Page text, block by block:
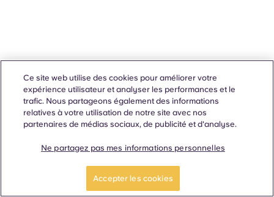
Ce site web utilise des cookies pour améliorer votre
expérience utilisateur et analyser les performances et le
trafic. Nous partageons également des informations
relatives à votre utilisation de notre site avec nos
partenaires de médias sociaux, de publicité et d'analyse.
Ne partagez pas mes informations personnelles
Accepter les cookies